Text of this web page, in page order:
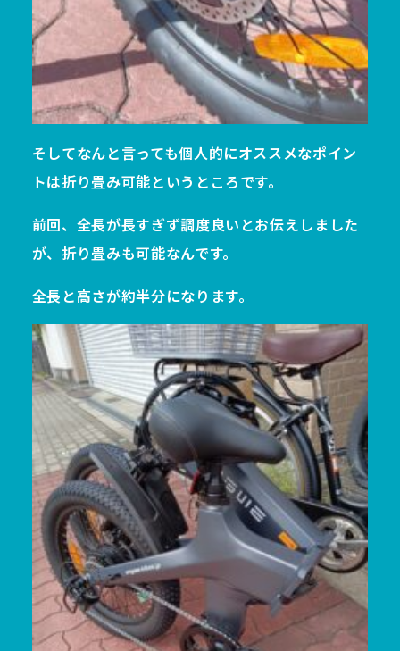
そしてなんと言っても個人的にオススメなポイン
トは折り畳み可能というところです。
前回、全長が長すぎず調度良いとお伝えしました
が、折り畳みも可能なんです。
全長と高さが約半分になります。